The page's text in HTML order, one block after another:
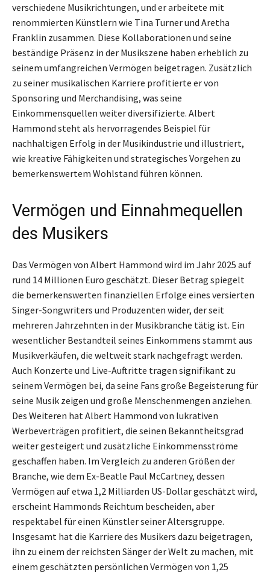
verschiedene Musikrichtungen, und er arbeitete mit
renommierten Künstlern wie Tina Turner und Aretha
Franklin zusammen. Diese Kollaborationen und seine
beständige Präsenz in der Musikszene haben erheblich zu
seinem umfangreichen Vermögen beigetragen. Zusätzlich
zu seiner musikalischen Karriere profitierte er von
Sponsoring und Merchandising, was seine
Einkommensquellen weiter diversifizierte. Albert
Hammond steht als hervorragendes Beispiel für
nachhaltigen Erfolg in der Musikindustrie und illustriert,
wie kreative Fähigkeiten und strategisches Vorgehen zu
bemerkenswertem Wohlstand führen können.
Vermögen und Einnahmequellen
des Musikers
Das Vermögen von Albert Hammond wird im Jahr 2025 auf
rund 14 Millionen Euro geschätzt. Dieser Betrag spiegelt
die bemerkenswerten finanziellen Erfolge eines versierten
Singer-Songwriters und Produzenten wider, der seit
mehreren Jahrzehnten in der Musikbranche tätig ist. Ein
wesentlicher Bestandteil seines Einkommens stammt aus
Musikverkäufen, die weltweit stark nachgefragt werden.
Auch Konzerte und Live-Auftritte tragen signifikant zu
seinem Vermögen bei, da seine Fans große Begeisterung für
seine Musik zeigen und große Menschenmengen anziehen.
Des Weiteren hat Albert Hammond von lukrativen
Werbeverträgen profitiert, die seinen Bekanntheitsgrad
weiter gesteigert und zusätzliche Einkommensströme
geschaffen haben. Im Vergleich zu anderen Größen der
Branche, wie dem Ex-Beatle Paul McCartney, dessen
Vermögen auf etwa 1,2 Milliarden US-Dollar geschätzt wird,
erscheint Hammonds Reichtum bescheiden, aber
respektabel für einen Künstler seiner Altersgruppe.
Insgesamt hat die Karriere des Musikers dazu beigetragen,
ihn zu einem der reichsten Sänger der Welt zu machen, mit
einem geschätzten persönlichen Vermögen von 1,25